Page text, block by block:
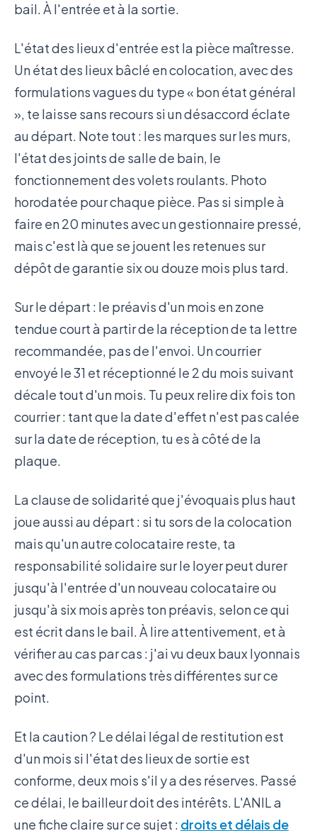
bail. À l'entrée et à la sortie.
L'état des lieux d'entrée est la pièce maîtresse.
Un état des lieux bâclé en colocation, avec des
formulations vagues du type « bon état général
», te laisse sans recours si un désaccord éclate
au départ. Note tout : les marques sur les murs,
l'état des joints de salle de bain, le
fonctionnement des volets roulants. Photo
horodatée pour chaque pièce. Pas si simple à
faire en 20 minutes avec un gestionnaire pressé,
mais c'est là que se jouent les retenues sur
dépôt de garantie six ou douze mois plus tard.
Sur le départ : le préavis d'un mois en zone
tendue court à partir de la réception de ta lettre
recommandée, pas de l'envoi. Un courrier
envoyé le 31 et réceptionné le 2 du mois suivant
décale tout d'un mois. Tu peux relire dix fois ton
courrier : tant que la date d'effet n'est pas calée
sur la date de réception, tu es à côté de la
plaque.
La clause de solidarité que j'évoquais plus haut
joue aussi au départ : si tu sors de la colocation
mais qu'un autre colocataire reste, ta
responsabilité solidaire sur le loyer peut durer
jusqu'à l'entrée d'un nouveau colocataire ou
jusqu'à six mois après ton préavis, selon ce qui
est écrit dans le bail. À lire attentivement, et à
vérifier au cas par cas : j'ai vu deux baux lyonnais
avec des formulations très différentes sur ce
point.
Et la caution ? Le délai légal de restitution est
d'un mois si l'état des lieux de sortie est
conforme, deux mois s'il y a des réserves. Passé
ce délai, le bailleur doit des intérêts. L'ANIL a
une fiche claire sur ce sujet : droits et délais de